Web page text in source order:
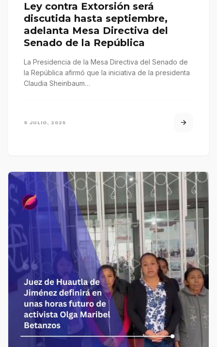
Ley contra Extorsión será
discutida hasta septiembre,
adelanta Mesa Directiva del
Senado de la República
La Presidencia de la Mesa Directiva del Senado de
la República afirmó que la iniciativa de la presidenta
Claudia Sheinbaum…
9 JULIO, 2025